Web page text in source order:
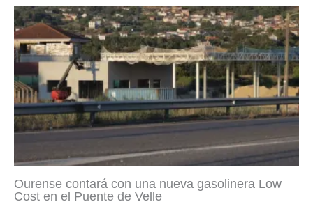
Ourense contará con una nueva gasolinera Low
Cost en el Puente de Velle